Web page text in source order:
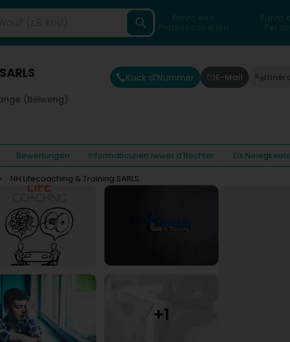
Fannt een
Professionnellen
Fannt
(Béiweng)
Kuck d'Nummer E-Mail
Bewertungen Informatiounen iwwer d'Rechter Eis
NH Lifecoaching & Training SARLS